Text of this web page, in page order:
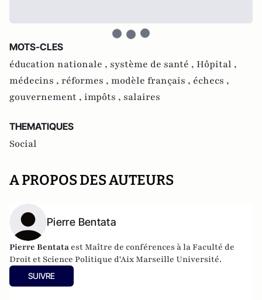
MOTS-CLES
éducation nationale , système de santé , Hôpital ,
médecins , réformes , modèle français , échecs ,
gouvernement , impôts , salaires
THEMATIQUES
Social
A PROPOS DES AUTEURS
Pierre Bentata
Pierre Bentata est Maître de conférences à la Faculté de
Droit et Science Politique d'Aix Marseille Université.
SUIVRE